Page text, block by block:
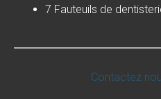
7 Fauteuils de
Contactez